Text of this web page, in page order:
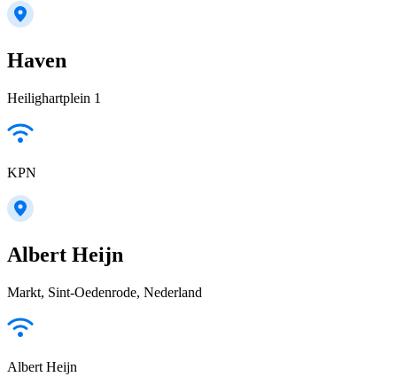
Haven
Heilighartplein 1
KPN
Albert Heijn
Markt, Sint-Oedenrode, Nederland
Albert Heijn